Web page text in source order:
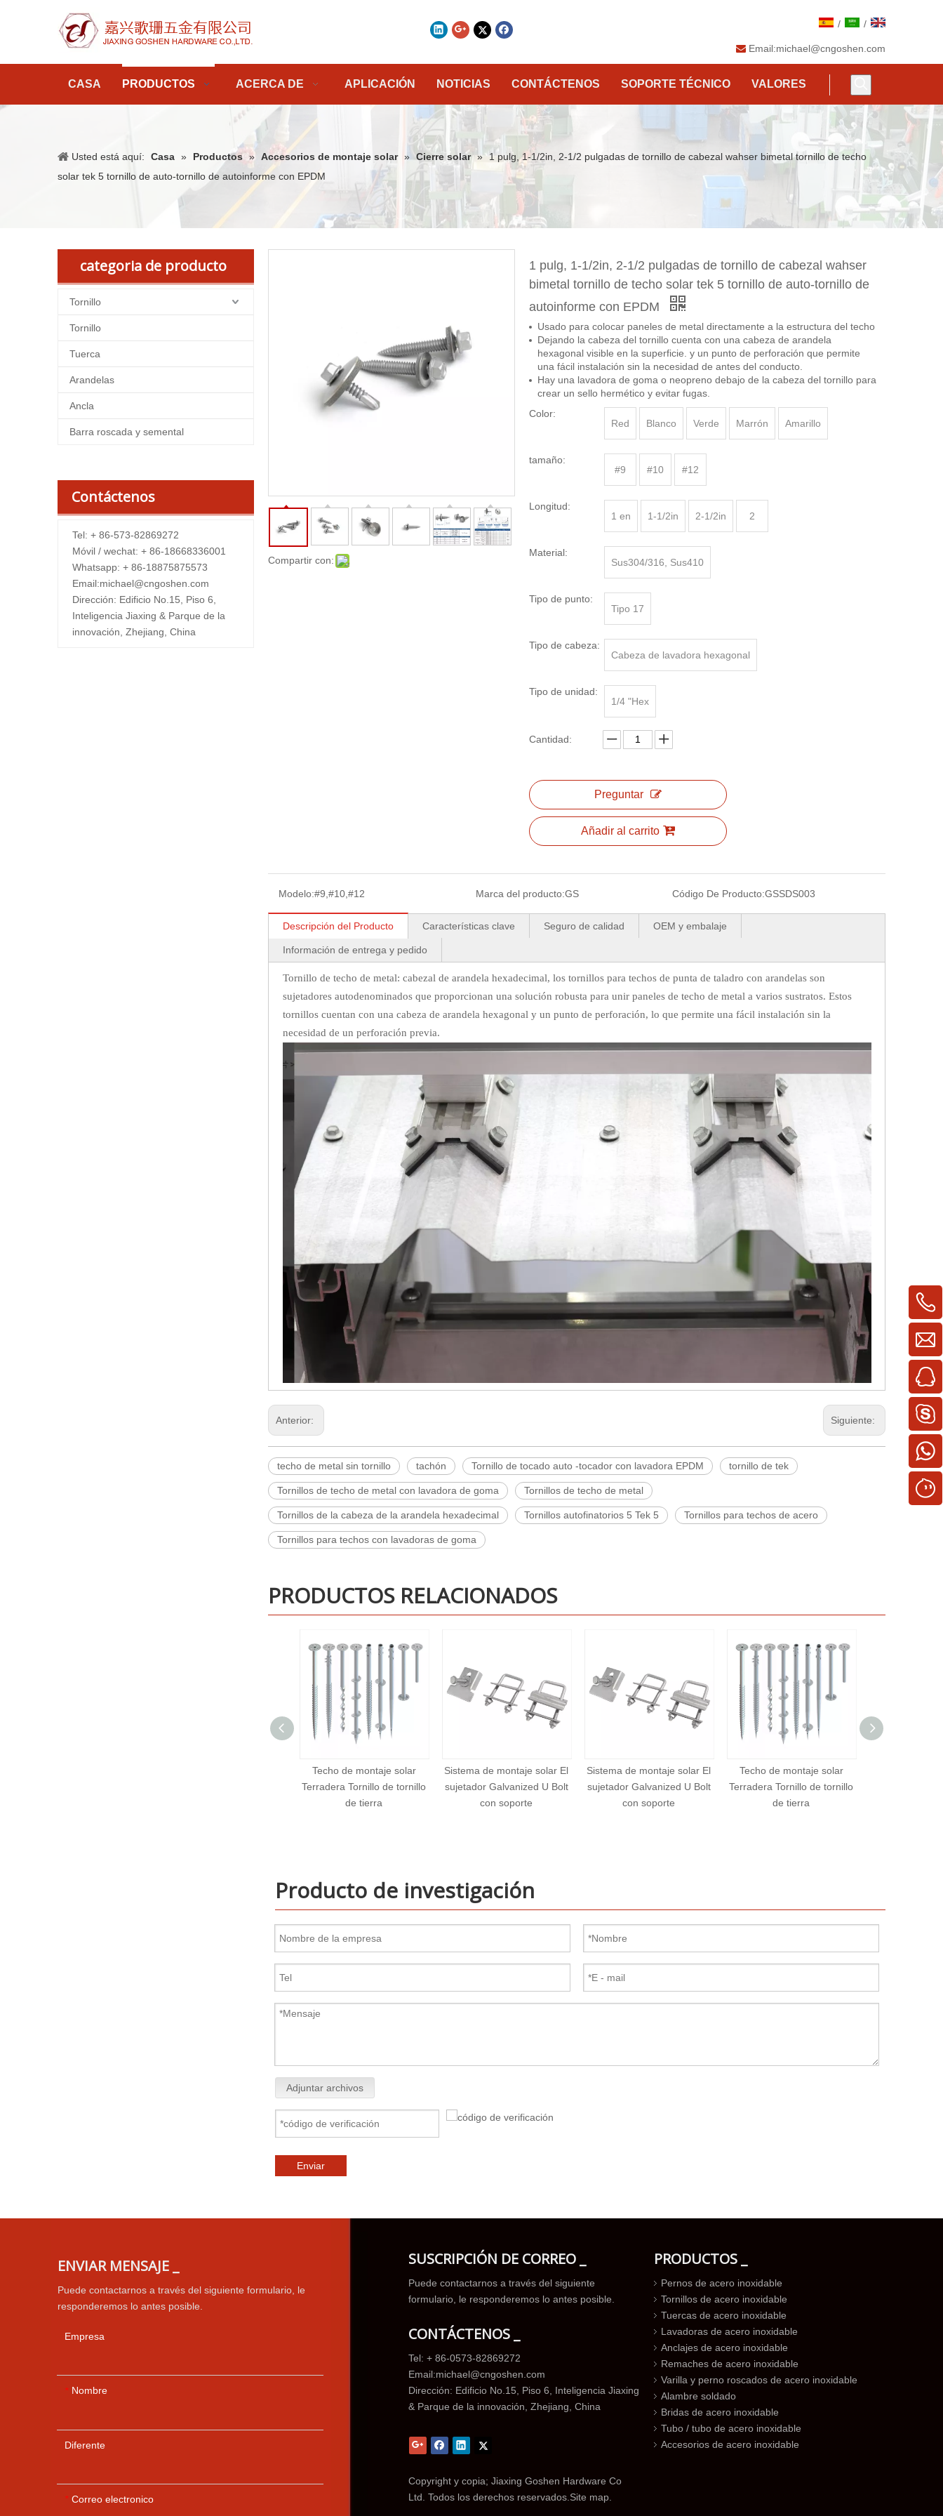
/ /
 Email:michael@cngoshen.com
CASA PRODUCTOS ACERCA DE APLICACIÓN NOTICIAS CONTÁCTENOS SOPORTE TÉCNICO VALORES
Usted está aquí: Casa » Productos » Accesorios de montaje solar » Cierre solar » 1 pulg, 1-1/2in, 2-1/2 pulgadas de tornillo de cabezal wahser bimetal tornillo de techo
solar tek 5 tornillo de auto-tornillo de autoinforme con EPDM
categoria de producto
Tornillo
Tornillo
Tuerca
Arandelas
Ancla
Barra roscada y semental
Contáctenos
Tel: + 86-573-82869272
Móvil / wechat: + 86-18668336001
Whatsapp: + 86-18875875573
Email:michael@cngoshen.com
Dirección: Edificio No.15, Piso 6,
Inteligencia Jiaxing & Parque de la
innovación, Zhejiang, China
Compartir con:
1 pulg, 1-1/2in, 2-1/2 pulgadas de tornillo de cabezal wahser
bimetal tornillo de techo solar tek 5 tornillo de auto-tornillo de
autoinforme con EPDM
Usado para colocar paneles de metal directamente a la estructura del techo
Dejando la cabeza del tornillo cuenta con una cabeza de arandela
hexagonal visible en la superficie. y un punto de perforación que permite
una fácil instalación sin la necesidad de antes del conducto.
Hay una lavadora de goma o neopreno debajo de la cabeza del tornillo para
crear un sello hermético y evitar fugas.
Color:
Red
Blanco Verde Marrón Amarillo
tamaño:
#9
#10 #12
Longitud:
1 en
1-1/2in 2-1/2in 2
Material:
Sus304/316, Sus410
Tipo de punto:
Tipo 17
Tipo de cabeza:
Cabeza de lavadora hexagonal
Tipo de unidad:
1/4 "Hex
Cantidad:
Preguntar
Añadir al carrito
Modelo:#9,#10,#12 Marca del producto:GS Código De Producto:GSSDS003
Descripción del Producto Características clave Seguro de calidad OEM y embalaje
Información de entrega y pedido
Tornillo de techo de metal: cabezal de arandela hexadecimal, los tornillos para techos de punta de taladro con arandelas son
sujetadores autodenominados que proporcionan una solución robusta para unir paneles de techo de metal a varios sustratos. Estos
tornillos cuentan con una cabeza de arandela hexagonal y un punto de perforación, lo que permite una fácil instalación sin la
necesidad de un perforación previa.
Anterior: Siguiente:
techo de metal sin tornillo tachón Tornillo de tocado auto -tocador con lavadora EPDM tornillo de tek
Tornillos de techo de metal con lavadora de goma Tornillos de techo de metal
Tornillos de la cabeza de la arandela hexadecimal Tornillos autofinatorios 5 Tek 5 Tornillos para techos de acero
Tornillos para techos con lavadoras de goma
PRODUCTOS RELACIONADOS
Sistema de montaje solar El
sujetador Galvanized U Bolt
con soporte
Sistema de montaje solar El
sujetador Galvanized U Bolt
con soporte
Techo de montaje solar
Terradera Tornillo de tornillo
de tierra
Techo de montaje solar
Terradera Tornillo de tornillo
de tierra
Producto de investigación
Adjuntar archivos
Enviar
ENVIAR MENSAJE _
Puede contactarnos a través del siguiente formulario, le
responderemos lo antes posible.
Empresa
* Nombre
Diferente
* Correo electronico
SUSCRIPCIÓN DE CORREO _
Puede contactarnos a través del siguiente
formulario, le responderemos lo antes posible.
CONTÁCTENOS _
Tel: + 86-0573-82869272
Email:michael@cngoshen.com
Dirección: Edificio No.15, Piso 6, Inteligencia Jiaxing
& Parque de la innovación, Zhejiang, China
Copyright y copia; Jiaxing Goshen Hardware Co
Ltd. Todos los derechos reservados. Site map.
PRODUCTOS _
Pernos de acero inoxidable
Tornillos de acero inoxidable
Tuercas de acero inoxidable
Lavadoras de acero inoxidable
Anclajes de acero inoxidable
Remaches de acero inoxidable
Varilla y perno roscados de acero inoxidable
Alambre soldado
Bridas de acero inoxidable
Tubo / tubo de acero inoxidable
Accesorios de acero inoxidable